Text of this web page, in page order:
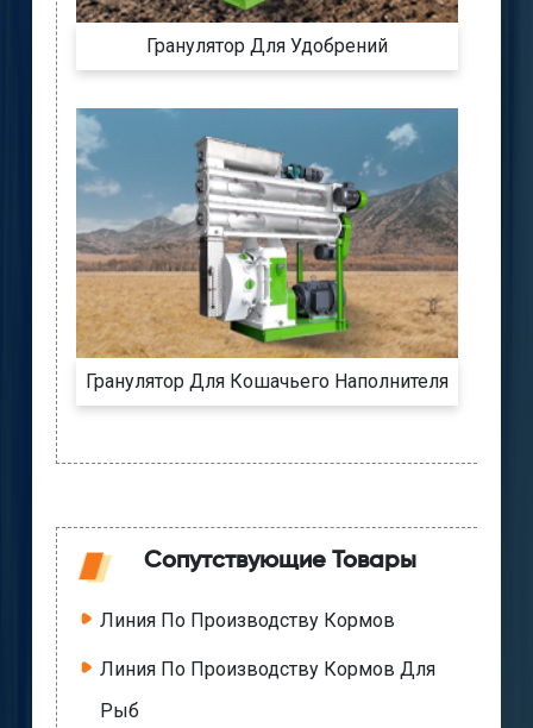
Гранулятор Для Удобрений
Гранулятор Для Кошачьего Наполнителя
Сопутствующие Товары
Линия По Производству Кормов
Линия По Производству Кормов Для
Рыб